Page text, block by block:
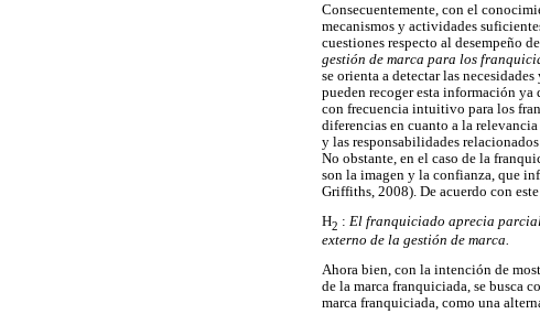
Consecuentemente, con el
mecanismos y actividades
cuestiones respecto al desempeño
gestión de marca para los
se orienta a detectar las
pueden recoger esta información
con frecuencia intuitivo para los
diferencias en cuanto a la
y las responsabilidades
No obstante, en el caso de la
son la imagen y la confianza, que
Griffiths, 2008). De acuerdo con
H2 : El franquiciado aprecia
externo de la gestión de marca.
Ahora bien, con la intención de
de la marca franquiciada, se busca
marca franquiciada, como una